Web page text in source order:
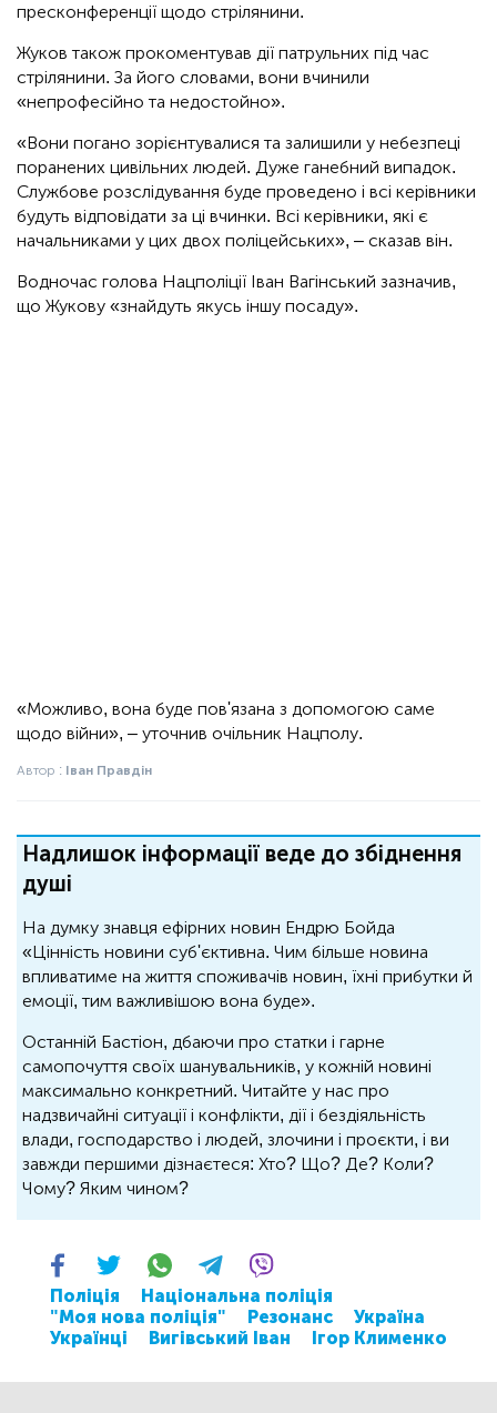
пресконференції щодо стрілянини.
Жуков також прокоментував дії патрульних під час
стрілянини. За його словами, вони вчинили
«непрофесійно та недостойно».
«Вони погано зорієнтувалися та залишили у небезпеці
поранених цивільних людей. Дуже ганебний випадок.
Службове розслідування буде проведено і всі керівники
будуть відповідати за ці вчинки. Всі керівники, які є
начальниками у цих двох поліцейських», – сказав він.
Водночас голова Нацполіції Іван Вагінський зазначив,
що Жукову «знайдуть якусь іншу посаду».
«Можливо, вона буде пов'язана з допомогою саме
щодо війни», – уточнив очільник Нацполу.
Автор : Іван Правдін
Надлишок інформації веде до збіднення
душі
На думку знавця ефірних новин Ендрю Бойда
«Цінність новини суб'єктивна. Чим більше новина
впливатиме на життя споживачів новин, їхні прибутки й
емоції, тим важливішою вона буде».
Останній Бастіон, дбаючи про статки і гарне
самопочуття своїх шанувальників, у кожній новині
максимально конкретний. Читайте у нас про
надзвичайні ситуації і конфлікти, дії і бездіяльність
влади, господарство і людей, злочини і проєкти, і ви
завжди першими дізнаєтеся: Хто? Що? Де? Коли?
Чому? Яким чином?
Поліція
Національна поліція
"Моя нова поліція"
Резонанс
Україна
Українці
Вигівський Іван Ігор Клименко